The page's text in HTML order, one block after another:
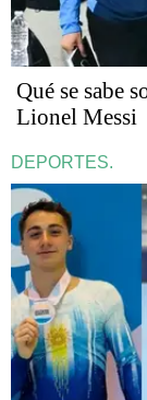
Qué se sabe
Lionel Messi
DEPORTES.